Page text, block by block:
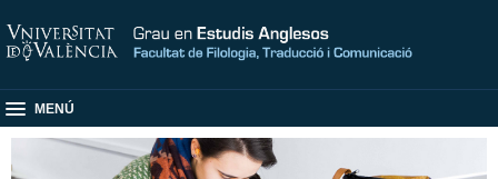
MENÚ